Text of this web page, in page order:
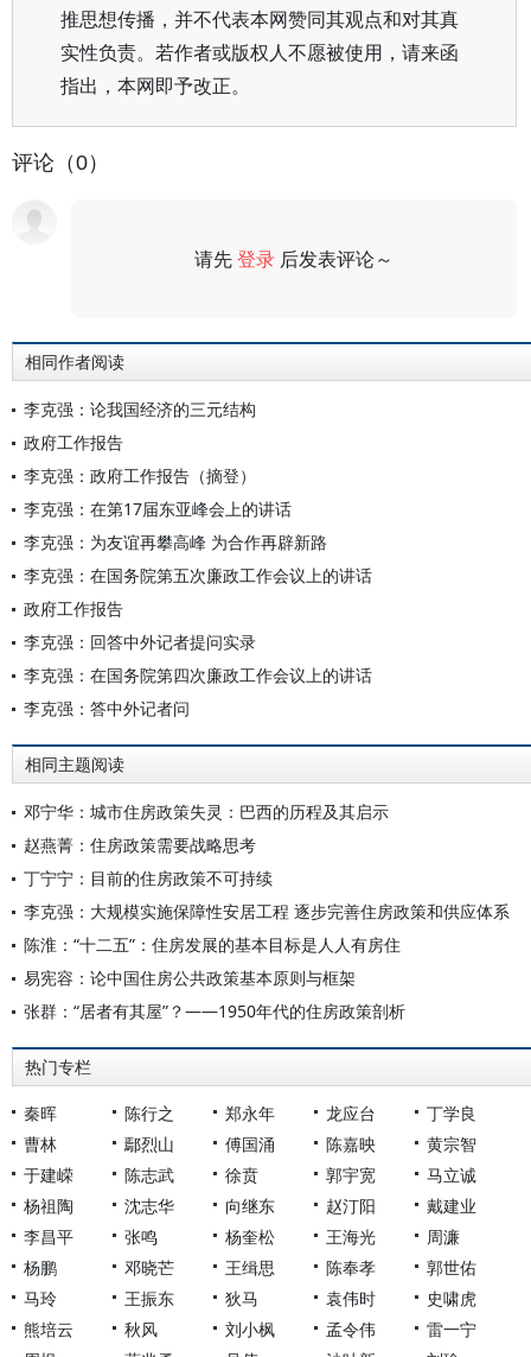
推思想传播，并不代表本网赞同其观点和对其真
实性负责。若作者或版权人不愿被使用，请来函
指出，本网即予改正。
评论（0）
请先登录 后发表评论～
相同作者阅读
李克强：论我国经济的三元结构
政府工作报告
李克强：政府工作报告（摘登）
李克强：在第17届东亚峰会上的讲话
李克强：为友谊再攀高峰 为合作再辟新路
李克强：在国务院第五次廉政工作会议上的讲话
政府工作报告
李克强：回答中外记者提问实录
李克强：在国务院第四次廉政工作会议上的讲话
李克强：答中外记者问
相同主题阅读
邓宁华：城市住房政策失灵：巴西的历程及其启示
赵燕菁：住房政策需要战略思考
丁宁宁：目前的住房政策不可持续
李克强：大规模实施保障性安居工程 逐步完善住房政策和供应体系
陈淮：“十二五”：住房发展的基本目标是人人有房住
易宪容：论中国住房公共政策基本原则与框架
张群：“居者有其屋”？——1950年代的住房政策剖析
热门专栏
秦晖 陈行之 郑永年 龙应台
丁学良
曹林
鄢烈山 傅国涌 陈嘉映
黄宗智
于建嵘
陈志武 徐贲 郭宇宽
马立诚
杨祖陶
沈志华 向继东 赵汀阳
戴建业
李昌平
张鸣 杨奎松 王海光
周濂
杨鹏
邓晓芒 王缉思 陈奉孝
郭世佑
马玲
王振东 狄马 袁伟时
史啸虎
熊培云
秋风 刘小枫 孟令伟
雷一宁